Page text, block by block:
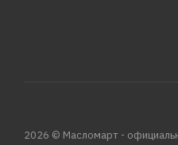
2026 © Масломарт -